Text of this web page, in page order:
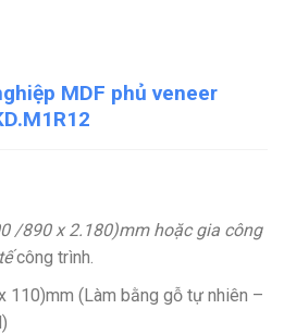
MDF phủ veneer
/890 x 2.180)mm hoặc gia công
công trình.
110)mm (Làm bằng gỗ tự nhiên –